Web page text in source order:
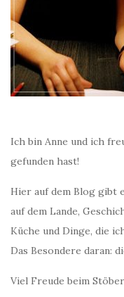
Ich bin Anne und ich
gefunden hast!
Hier auf dem Blog gibt
auf dem Lande,
Küche und Dinge, die
Das Besondere daran:
Viel Freude beim